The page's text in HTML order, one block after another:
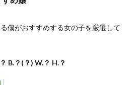
僕がおすすめする女の子を厳選して
B.？(？) W.？ H.？